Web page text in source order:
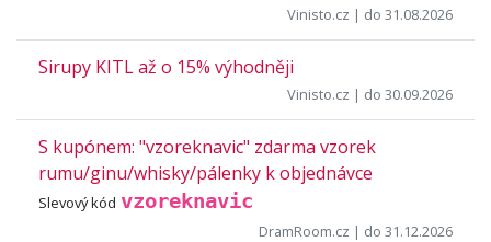
Vinisto.cz | do 31.08.2026
Sirupy KITL až o 15% výhodněji
Vinisto.cz | do 30.09.2026
S kupónem: "vzoreknavic" zdarma vzorek
rumu/ginu/whisky/pálenky k objednávce
Slevový kód vzoreknavic
DramRoom.cz | do 31.12.2026